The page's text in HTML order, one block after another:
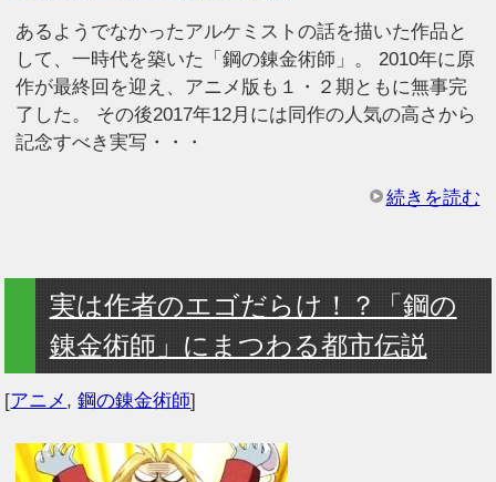
あるようでなかったアルケミストの話を描いた作品と
して、一時代を築いた「鋼の錬金術師」。 2010年に原
作が最終回を迎え、アニメ版も１・２期ともに無事完
了した。 その後2017年12月には同作の人気の高さから
記念すべき実写・・・
続きを読む
実は作者のエゴだらけ！？「鋼の
錬金術師」にまつわる都市伝説
[アニメ ,鋼の錬金術師]